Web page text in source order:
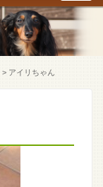
> アイリちゃん